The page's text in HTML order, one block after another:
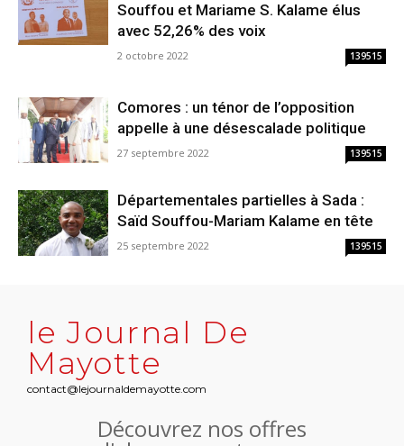
Souffou et Mariame S. Kalame élus
avec 52,26% des voix
2 octobre 2022 139515
Comores : un ténor de l’opposition
appelle à une désescalade politique
27 septembre 2022 139515
Départementales partielles à Sada :
Saïd Souffou-Mariam Kalame en tête
25 septembre 2022 139515
le Journal De
Mayotte
contact@lejournaldemayotte.com
Découvrez nos offres